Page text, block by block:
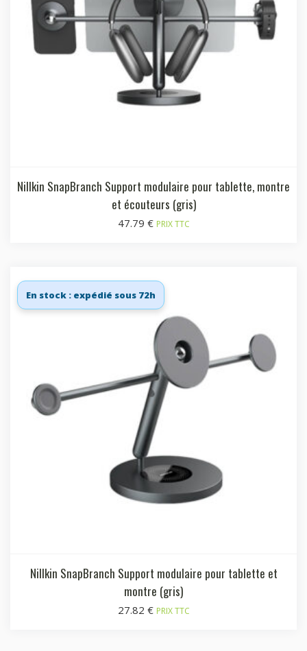
Nillkin SnapBranch Support modulaire pour tablette, montre
et écouteurs (gris)
47.79 € PRIX TTC
En stock : expédié sous 72h
Nillkin SnapBranch Support modulaire pour tablette et
montre (gris)
27.82 € PRIX TTC